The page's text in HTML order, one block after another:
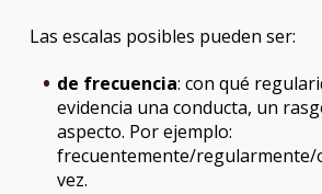
Las escalas posibles pueden ser:
de frecuencia: con qué
evidencia una conducta, un
aspecto. Por ejemplo:
frecuentemente/regularmente/
vez.